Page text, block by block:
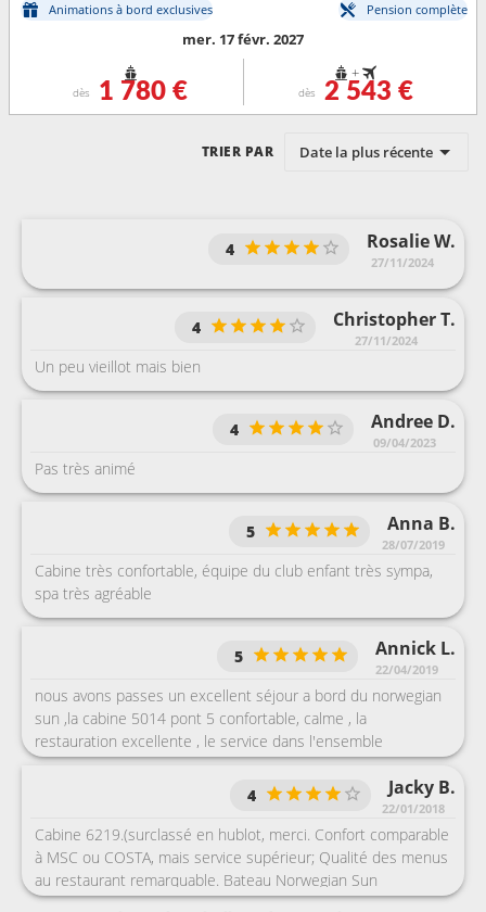
Animations à bord exclusives Pension complète
mer. 17 févr. 2027
dès 1 780 €
+
dès 2 543 €
TRIER PAR Date la plus récente
Rosalie W.
27/11/2024
4
Christopher T.
27/11/2024
4
Un peu vieillot mais bien
Andree D.
09/04/2023
4
Pas très animé
Anna B.
28/07/2019
5
Cabine très confortable, équipe du club enfant très sympa,
spa très agréable
Annick L.
22/04/2019
5
nous avons passes un excellent séjour a bord du norwegian
sun ,la cabine 5014 pont 5 confortable, calme , la
restauration excellente , le service dans l'ensemble
excellent, a la réception ,Farid un français parlant bien sur
français a été très aimable avec nous.
Jacky B.
22/01/2018
4
Cabine 6219.(surclassé en hublot, merci. Confort comparable
à MSC ou COSTA, mais service supérieur; Qualité des menus
au restaurant remarquable. Bateau Norwegian Sun
comparable à un Costa moyen. Service impeccable, tant en